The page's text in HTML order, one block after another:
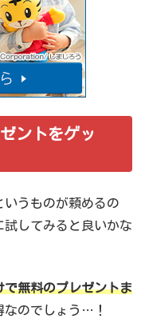
ントをゲッ
うものが頼めるの
してみると良いかな
で無料のプレゼントま
なのでしょう…！